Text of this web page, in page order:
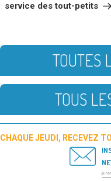
service des tout-petits
TOUTES
TOUS
CHAQUE JEUDI, RECEVEZ